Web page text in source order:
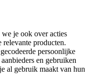
je ook over acties
relevante producten.
persoonlijke
en gebruiken
al gebruik maakt van hun